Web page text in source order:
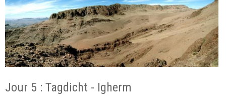
Jour 5 : Tagdicht - Igherm